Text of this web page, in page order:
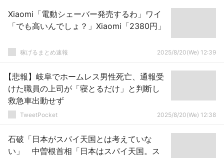
Xiaomi「電動シェーバー発売するわ」ワイ
「でも高いんでしょ？」Xiaomi「2380円」
稼げるまとめ速報 2025/8/20(We) 12:39
【悲報】岐阜でホームレス男性死亡、通報受
けた職員の上司が「寝とるだけ」と判断し
救急車出動せず
TweetPocket 2025/8/20(We) 12:38
石破「日本がスパイ天国とは考えていな
い」 中曽根首相「日本はスパイ天国。ス